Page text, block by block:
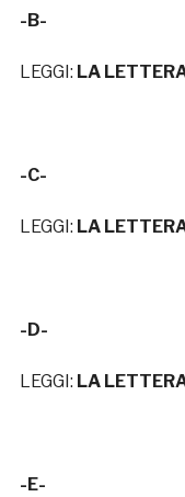
-B-
LEGGI: LA
-C-
LEGGI: LA
-D-
LEGGI: LA
-E-